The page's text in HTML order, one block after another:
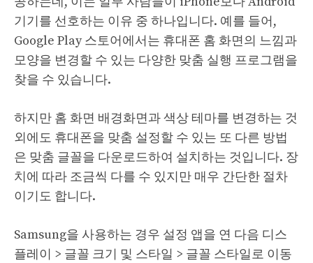
기기를 선호하는 이유 중 하나입니다. 예를 들어,
Google Play 스토어에서는 휴대폰 홈 화면의 느낌과
모양을 변경할 수 있는 다양한 맞춤 실행 프로그램을
찾을 수 있습니다.
하지만 홈 화면 배경화면과 색상 테마를 변경하는 것
외에도 휴대폰을 맞춤 설정할 수 있는 또 다른 방법
은 맞춤 글꼴을 다운로드하여 설치하는 것입니다. 장
치에 따라 조금씩 다를 수 있지만 매우 간단한 절차
이기도 합니다.
Samsung을 사용하는 경우 설정 앱을 연 다음 디스
플레이 > 글꼴 크기 및 스타일 > 글꼴 스타일로 이동